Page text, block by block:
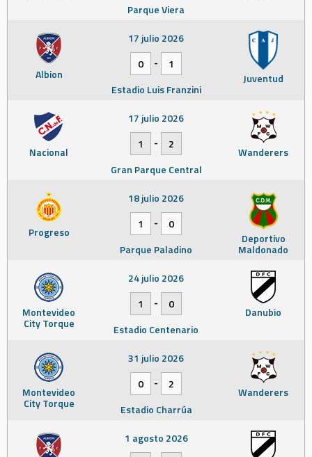
Parque Viera
Albion Juventud
17 julio 2026
0
-
1
Estadio Luis Franzini
Nacional Wanderers
17 julio 2026
1
-
2
Gran Parque Central
Progreso Deportivo
Maldonado
18 julio 2026
1
-
0
Parque Paladino
Montevideo
City Torque
Danubio
24 julio 2026
1
-
0
Estadio Centenario
Montevideo
City Torque
Wanderers
31 julio 2026
0
-
2
Estadio Charrúa
1 agosto 2026